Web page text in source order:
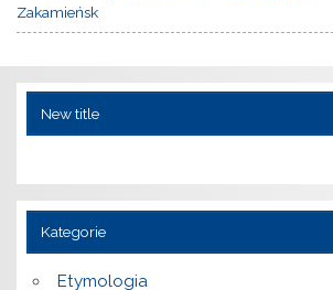
Zakamieńsk
New title
Kategorie
Etymologia